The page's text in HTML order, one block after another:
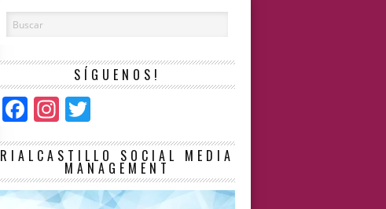
SÍGUENOS!
Facebook
Instagram
RIALCASTILLO SOCIAL MEDIA
MANAGEMENT